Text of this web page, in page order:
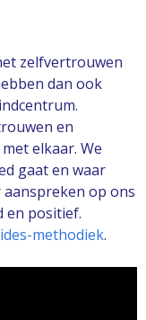
zelfvertrouwen
dan ook
en
elkaar. We
gaat en waar
aanspreken op ons
en positief.
methodiek.